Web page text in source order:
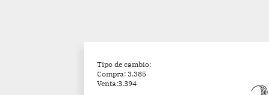
Tipo de cambio:
Compra: 3.385
Venta:3.394